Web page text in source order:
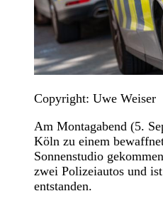
Copyright: Uwe Weiser
Am Montagabend (5.
Köln zu einem
Sonnenstudio
zwei Polizeiautos und
entstanden.